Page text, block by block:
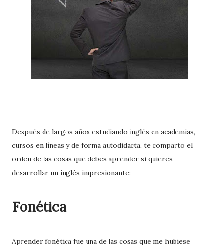
Después de largos años estudiando inglés en academias,
cursos en líneas y de forma autodidacta, te comparto el
orden de las cosas que debes aprender si quieres
desarrollar un inglés impresionante:
Fonética
Aprender fonética fue una de las cosas que me hubiese